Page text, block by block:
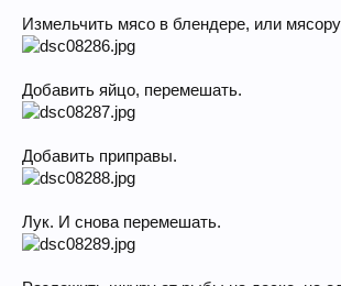
Измельчить мясо в блендере, или
Добавить яйцо, перемешать.
Добавить приправы.
Лук. И снова перемешать.